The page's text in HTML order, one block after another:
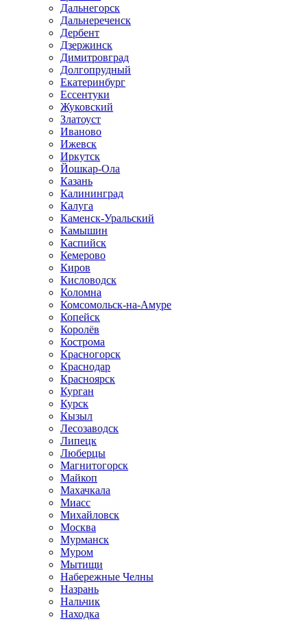
Дальнегорск
Дальнереченск
Дербент
Дзержинск
Димитровград
Долгопрудный
Екатеринбург
Ессентуки
Жуковский
Златоуст
Иваново
Ижевск
Иркутск
Йошкар-Ола
Казань
Калининград
Калуга
Каменск-Уральский
Камышин
Каспийск
Кемерово
Киров
Кисловодск
Коломна
Комсомольск-на-Амуре
Копейск
Королёв
Кострома
Красногорск
Краснодар
Красноярск
Курган
Курск
Кызыл
Лесозаводск
Липецк
Люберцы
Магнитогорск
Майкоп
Махачкала
Миасс
Михайловск
Москва
Мурманск
Муром
Мытищи
Набережные Челны
Назрань
Нальчик
Находка